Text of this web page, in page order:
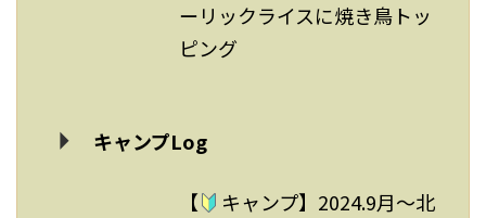
ーリックライスに焼き鳥トッ
ピング
キャンプLog
【
キャンプ】2024.9月～北